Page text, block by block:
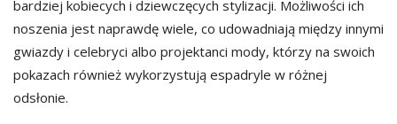
bardziej kobiecych i dziewczęcych stylizacji. Możliwości ich
noszenia jest naprawdę wiele, co udowadniają między innymi
gwiazdy i celebryci albo projektanci mody, którzy na swoich
pokazach również wykorzystują espadryle w różnej
odsłonie.